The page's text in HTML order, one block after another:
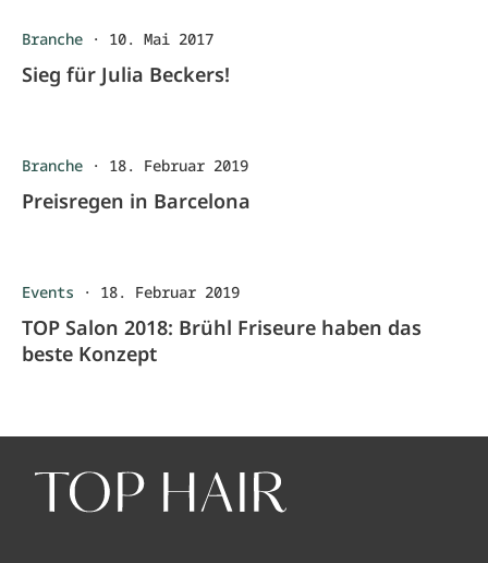
Branche · 10. Mai 2017
Sieg für Julia Beckers!
Branche · 18. Februar 2019
Preisregen in Barcelona
Events · 18. Februar 2019
TOP Salon 2018: Brühl Friseure haben das
beste Konzept